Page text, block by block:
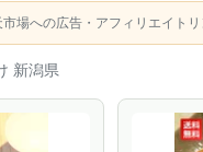
場への広告・アフィリエイトリ
新潟県